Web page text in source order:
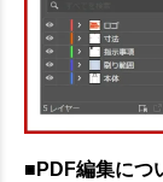
■PDF編集につ